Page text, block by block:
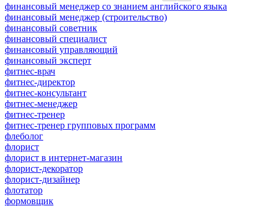
финансовый менеджер со знанием английского языка
финансовый менеджер (строительство)
финансовый советник
финансовый специалист
финансовый управляющий
финансовый эксперт
фитнес-врач
фитнес-директор
фитнес-консультант
фитнес-менеджер
фитнес-тренер
фитнес-тренер групповых программ
флеболог
флорист
флорист в интернет-магазин
флорист-декоратор
флорист-дизайнер
флотатор
формовщик